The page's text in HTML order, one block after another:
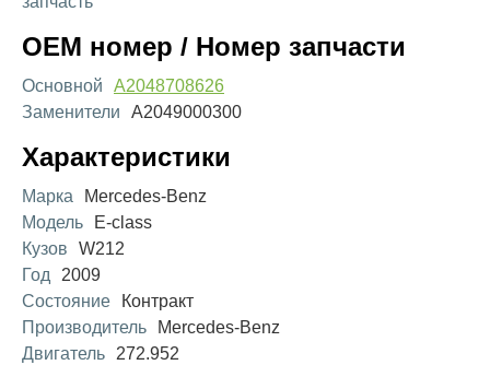
OEM номер / Номер запчасти
Основной
A2048708626
Заменители
A2049000300
Характеристики
Марка
Mercedes-Benz
Модель
E-class
Кузов
W212
Год
2009
Состояние
Контракт
Производитель
Mercedes-Benz
Двигатель
272.952